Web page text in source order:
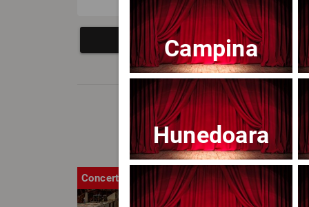
Concert
Campina
Hunedoara